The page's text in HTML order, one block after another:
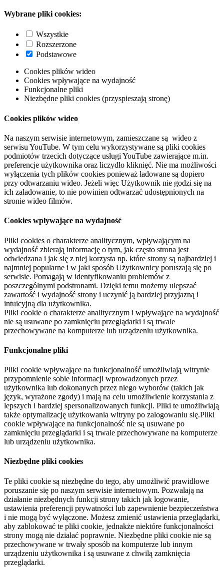
Wybrane pliki cookies:
Wszystkie
Rozszerzone
Podstawowe
Cookies plików wideo
Cookies wpływające na wydajność
Funkcjonalne pliki
Niezbędne pliki cookies (przyspieszają stronę)
Cookies plików wideo
Na naszym serwisie internetowym, zamieszczane są wideo z
serwisu YouTube. W tym celu wykorzystywane są pliki cookies
podmiotów trzecich dotyczące usługi YouTube zawierające m.in.
preferencje użytkownika oraz liczydło kliknięć. Nie ma możliwości
wyłączenia tych plików cookies ponieważ ładowane są dopiero
przy odtwarzaniu wideo. Jeżeli więc Użytkownik nie godzi się na
ich załadowanie, to nie powinien odtwarzać udostępnionych na
stronie wideo filmów.
Cookies wpływające na wydajność
Pliki cookies o charakterze analitycznym, wpływającym na
wydajność zbierają informację o tym, jak często strona jest
odwiedzana i jak się z niej korzysta np. które strony są najbardziej i
najmniej popularne i w jaki sposób Użytkownicy poruszają się po
serwisie. Pomagają w identyfikowaniu problemów z
poszczególnymi podstronami. Dzięki temu możemy ulepszać
zawartość i wydajność strony i uczynić ją bardziej przyjazną i
intuicyjną dla użytkownika.
Pliki cookie o charakterze analitycznym i wpływające na wydajność
nie są usuwane po zamknięciu przeglądarki i są trwale
przechowywane na komputerze lub urządzeniu użytkownika.
Funkcjonalne pliki
Pliki cookie wpływające na funkcjonalność umożliwiają witrynie
przypomnienie sobie informacji wprowadzonych przez
użytkownika lub dokonanych przez niego wyborów (takich jak
język, wyrażone zgody) i mają na celu umożliwienie korzystania z
lepszych i bardziej spersonalizowanych funkcji. Pliki te umożliwiają
także optymalizację użytkowania witryny po zalogowaniu się.Pliki
cookie wpływające na funkcjonalność nie są usuwane po
zamknięciu przeglądarki i są trwale przechowywane na komputerze
lub urządzeniu użytkownika.
Niezbędne pliki cookies
Te pliki cookie są niezbędne do tego, aby umożliwić prawidłowe
poruszanie się po naszym serwisie internetowym. Pozwalają na
działanie niezbędnych funkcji strony takich jak logowanie,
ustawienia preferencji prywatności lub zapewnienie bezpieczeństwa
i nie mogą być wyłączone. Możesz zmienić ustawienia przeglądarki,
aby zablokować te pliki cookie, jednakże niektóre funkcjonalności
strony mogą nie działać poprawnie. Niezbędne pliki cookie nie są
przechowywane w trwały sposób na komputerze lub innym
urządzeniu użytkownika i są usuwane z chwilą zamknięcia
przeglądarki.